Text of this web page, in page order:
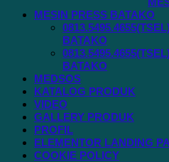
MESIN PRESS BATAKO
BATAKO
BATAKO
MEDSOS
KATALOG PRODUK
VIDEO
GALLERY PRODUK
PROFIL
ELEMENTOR LANDING
COOKIE POLICY